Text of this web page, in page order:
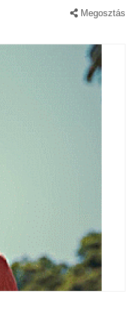
Megosztás